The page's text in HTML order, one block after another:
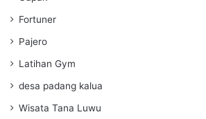
Fortuner
Pajero
Latihan Gym
desa padang kalua
Wisata Tana Luwu